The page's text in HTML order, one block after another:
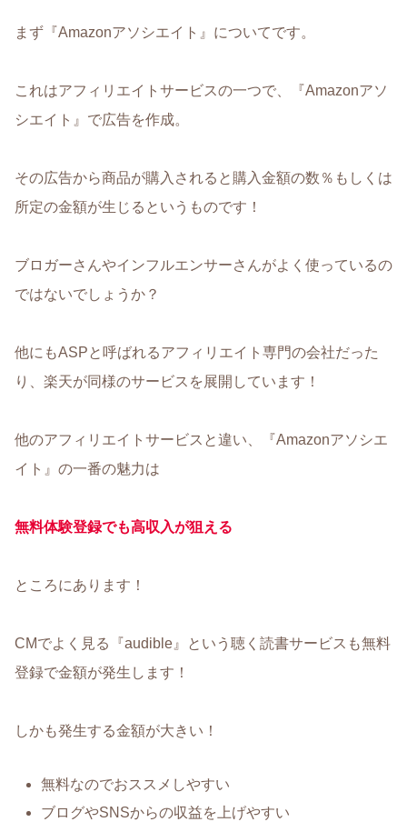
まず『Amazonアソシエイト』についてです。
これはアフィリエイトサービスの一つで、『Amazonアソ
シエイト』で広告を作成。
その広告から商品が購入されると購入金額の数％もしくは
所定の金額が生じるというものです！
ブロガーさんやインフルエンサーさんがよく使っているの
ではないでしょうか？
他にもASPと呼ばれるアフィリエイト専門の会社だった
り、楽天が同様のサービスを展開しています！
他のアフィリエイトサービスと違い、『Amazonアソシエ
イト』の一番の魅力は
無料体験登録でも高収入が狙える
ところにあります！
CMでよく見る『audible』という聴く読書サービスも無料
登録で金額が発生します！
しかも発生する金額が大きい！
無料なのでおススメしやすい
ブログやSNSからの収益を上げやすい